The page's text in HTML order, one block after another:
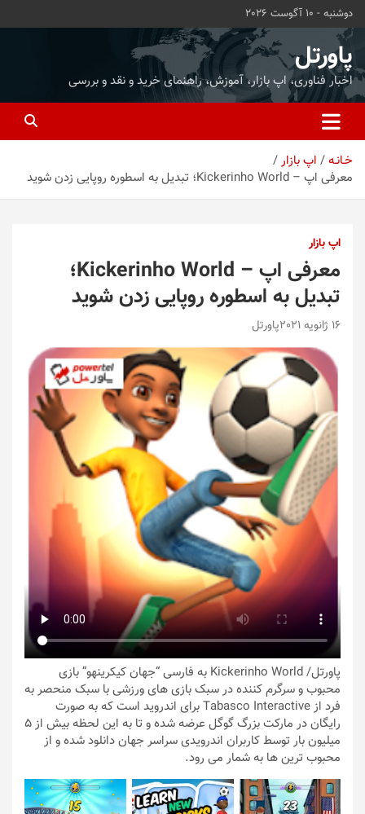
محتوا
بروید
دوشنبه - 10 آگوست 2026
پاورتل
اخبار فناوری، اپ بازار، آموزش، راهنمای خرید و نقد و بررسی
خـانـه
اپ بازار
معرفی اپ – Kickerinho World؛ تبدیل به اسطوره روپایی زدن شوید
اپ بازار
معرفی اپ – Kickerinho World؛
تبدیل به اسطوره روپایی زدن شوید
16 ژانویه 2021 پاورتل
پاورتل
/ Kickerinho World به فارسی “جهان کیکرینهو” بازی
محبوب و سرگرم کننده در سبک بازی های ورزشی با سبک منحصر به
فرد از Tabasco Interactive برای اندروید است که به صورت
رایگان در مارکت بزرگ گوگل عرضه شده و تا به این لحظه بیش از 5
میلیون بار توسط کاربران اندرویدی سراسر جهان دانلود شده و از
محبوب ترین ها به شمار می رود.